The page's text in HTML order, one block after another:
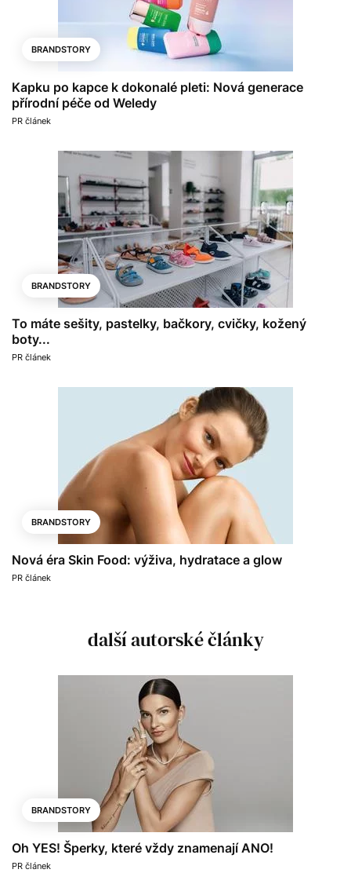
BRANDSTORY
Kapku po kapce k dokonalé pleti: Nová generace
přírodní péče od Weledy
PR článek
BRANDSTORY
To máte sešity, pastelky, bačkory, cvičky, kožený
boty...
PR článek
BRANDSTORY
Nová éra Skin Food: výživa, hydratace a glow
PR článek
další autorské články
BRANDSTORY
Oh YES! Šperky, které vždy znamenají ANO!
PR článek